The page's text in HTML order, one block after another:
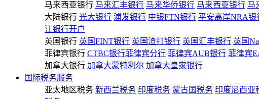
马来西亚银行 马来汇丰银行 马来华侨银行 马来西亚银行 马
大陆银行 光大银行 浦发银行 中银FTN银行 平安离岸NRA银
江银行开户
英国银行 英国FINT银行 英国渣打银行 英国汇丰银行 英国
菲律宾银行 CTBC银行菲律宾分行 菲律宾AUB银行 菲律宾
加拿大银行 加拿大蒙特利尔 加拿大皇家银行
国际税务服务
亚太地区税务 新西兰税务 印度税务 蒙古国税务 印度尼西亚